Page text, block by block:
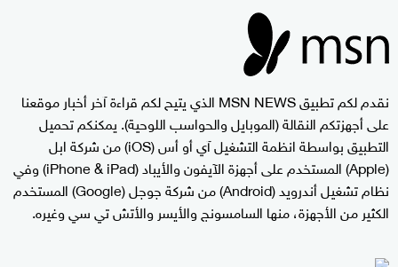
نقدم لكم تطبيق MSN NEWS الذي يتيح لكم قراءة آخر أخبار موقعنا
على أجهزتكم النقالة (الموبايل والحواسب اللوحية). يمكنكم تحميل
التطبيق بواسطة انظمة التشغيل آي أو أس (iOS‏) من شركة ابل
(Apple) المستخدم على أجهزة الآيفون والأيباد (iPhone & iPad‏) وفي
نظام تشغيل أندرويد (Android) من شركة جوجل (Google) المستخدم
الكثير من الأجهزة، منها السامسونج والأيسر والأتش تي سي وغيره.